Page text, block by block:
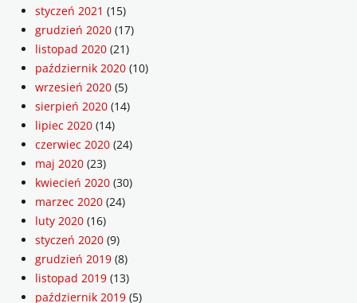
styczeń 2021 (15)
grudzień 2020 (17)
listopad 2020 (21)
październik 2020 (10)
wrzesień 2020 (5)
sierpień 2020 (14)
lipiec 2020 (14)
czerwiec 2020 (24)
maj 2020 (23)
kwiecień 2020 (30)
marzec 2020 (24)
luty 2020 (16)
styczeń 2020 (9)
grudzień 2019 (8)
listopad 2019 (13)
październik 2019 (5)